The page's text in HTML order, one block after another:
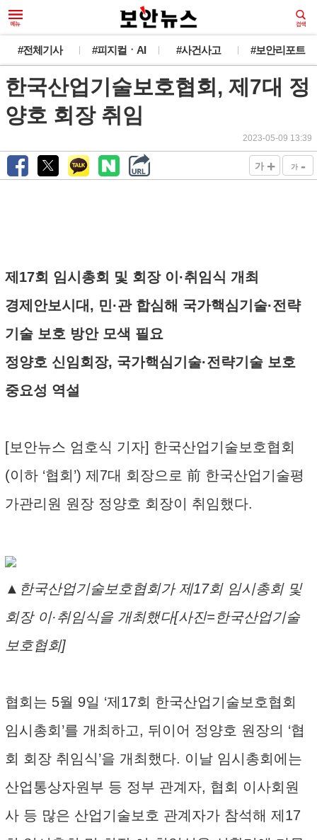
#전체기사 #피지컬ㆍAI #사건사고 #보안리포트
한국산업기술보호협회, 제7대 정
양호 회장 취임
2023-05-09 13:39
가 + 가 -
제17회 임시총회 및 회장 이·취임식 개최
경제안보시대, 민·관 합심해 국가핵심기술·전략
기술 보호 방안 모색 필요
정양호 신임회장, 국가핵심기술·전략기술 보호
중요성 역설
[보안뉴스 엄호식 기자] 한국산업기술보호협회
(이하 ‘협회’) 제7대 회장으로 前 한국산업기술평
가관리원 원장 정양호 회장이 취임했다.
▲한국산업기술보호협회가 제17회 임시총회 및
회장 이·취임식을 개최했다[사진=한국산업기술
보호협회]
협회는 5월 9일 ‘제17회 한국산업기술보호협회
임시총회’를 개최하고, 뒤이어 정양호 원장의 ‘협
회 회장 취임식’을 개최했다. 이날 임시총회에는
산업통상자원부 등 정부 관계자, 협회 이사회원
사 등 많은 산업기술보호 관계자가 참석해 제17